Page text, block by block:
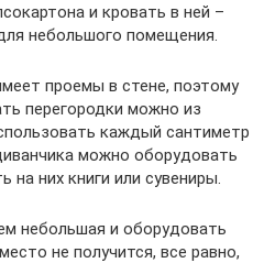
и кровать в ней –
небольшого помещения.
проемы в стене, поэтому
перегородки можно из
каждый сантиметр
можно оборудовать
на них книги или сувениры.
небольшая и оборудовать
не получится, все равно,